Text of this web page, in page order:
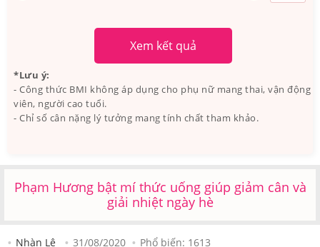
Xem kết quả
*Lưu ý:
- Công thức BMI không áp dụng cho phụ nữ mang thai, vận động
viên, người cao tuổi.
- Chỉ số cân nặng lý tưởng mang tính chất tham khảo.
Phạm Hương bật mí thức uống giúp giảm cân và
giải nhiệt ngày hè
Nhàn Lê 31/08/2020 Phổ biến: 1613